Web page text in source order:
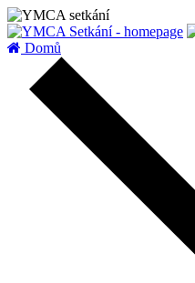
Domů
zatížení serveru